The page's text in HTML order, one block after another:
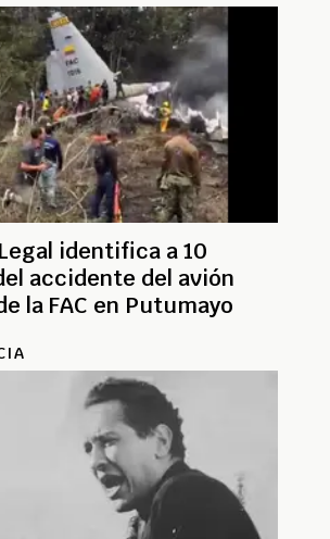
identifica a 10
accidente del avión
la FAC en Putumayo